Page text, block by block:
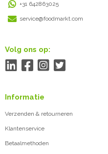
+31 642863025
service@foodmarkt.com
Volg ons op:
Informatie
Verzenden & retourneren
Klantenservice
Betaalmethoden